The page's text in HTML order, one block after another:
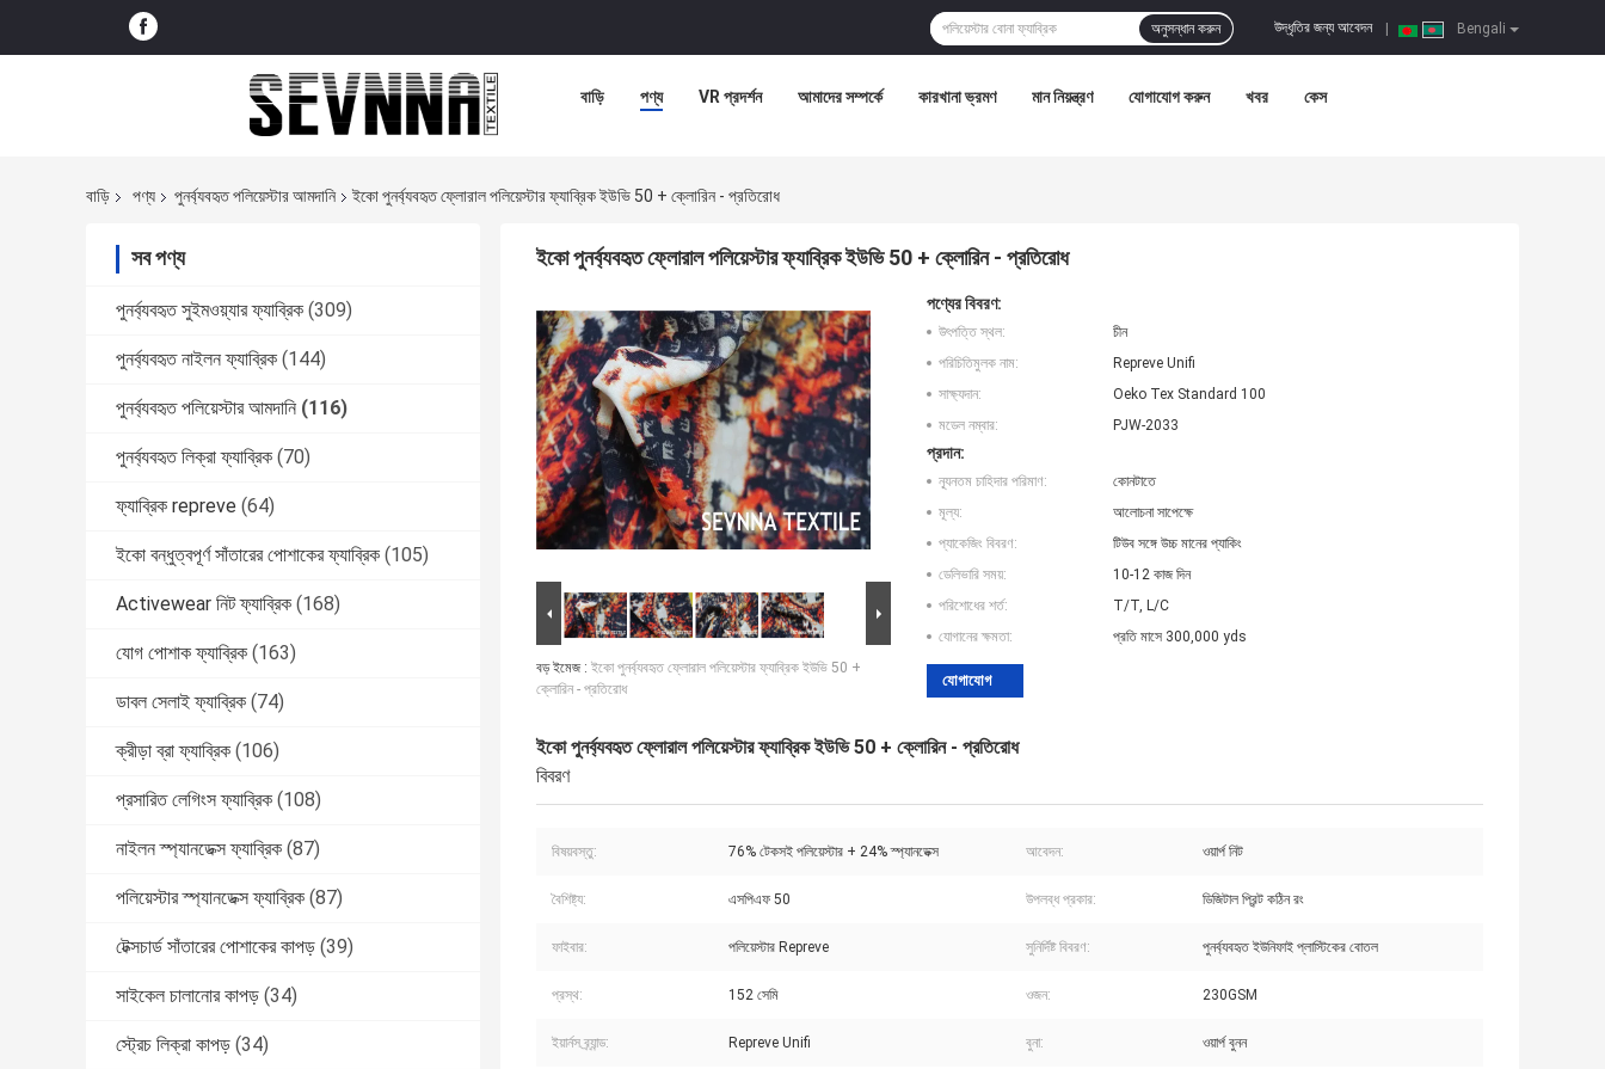
Bengali
উদ্ধৃতির জন্য আবেদন
অনুসন্ধান করুন
বাড়ি পণ্য VR প্রদর্শন আমাদের সম্পর্কে কারখানা ভ্রমণ মান নিয়ন্ত্রণ যোগাযোগ করুন খবর কেস
বাড়ি পণ্য পুনর্ব্যবহৃত পলিয়েস্টার আমদানি ইকো পুনর্ব্যবহৃত ফ্লোরাল পলিয়েস্টার ফ্যাব্রিক ইউভি 50 + ক্লোরিন - প্রতিরোধ
সব পণ্য
পুনর্ব্যবহৃত সুইমওয়্যার ফ্যাব্রিক (309)
পুনর্ব্যবহৃত নাইলন ফ্যাব্রিক (144)
পুনর্ব্যবহৃত পলিয়েস্টার আমদানি (116)
পুনর্ব্যবহৃত লিক্রা ফ্যাব্রিক (70)
ফ্যাব্রিক repreve (64)
ইকো বন্ধুত্বপূর্ণ সাঁতারের পোশাকের ফ্যাব্রিক (105)
Activewear নিট ফ্যাব্রিক (168)
যোগ পোশাক ফ্যাব্রিক (163)
ডাবল সেলাই ফ্যাব্রিক (74)
ক্রীড়া ব্রা ফ্যাব্রিক (106)
প্রসারিত লেগিংস ফ্যাব্রিক (108)
নাইলন স্প্যানডেক্স ফ্যাব্রিক (87)
পলিয়েস্টার স্প্যানডেক্স ফ্যাব্রিক (87)
টেক্সচার্ড সাঁতারের পোশাকের কাপড় (39)
সাইকেল চালানোর কাপড় (34)
স্ট্রেচ লিক্রা কাপড় (34)
ইকো পুনর্ব্যবহৃত ফ্লোরাল পলিয়েস্টার ফ্যাব্রিক ইউভি 50 + ক্লোরিন - প্রতিরোধ
বড় ইমেজ : ইকো পুনর্ব্যবহৃত ফ্লোরাল পলিয়েস্টার ফ্যাব্রিক ইউভি 50 +
ক্লোরিন - প্রতিরোধ
পণ্যের বিবরণ:
উৎপত্তি স্থল:
চীন
পরিচিতিমুলক নাম:
Repreve Unifi
সাক্ষ্যদান:
Oeko Tex Standard 100
মডেল নম্বার:
PJW-2033
প্রদান:
ন্যূনতম চাহিদার পরিমাণ:
কোনটাতে
মূল্য:
আলোচনা সাপেক্ষে
প্যাকেজিং বিবরণ:
টিউব সঙ্গে উচ্চ মানের প্যাকিং
ডেলিভারি সময়:
10-12 কাজ দিন
পরিশোধের শর্ত:
T/T, L/C
যোগানের ক্ষমতা:
প্রতি মাসে 300,000 yds
যোগাযোগ
ইকো পুনর্ব্যবহৃত ফ্লোরাল পলিয়েস্টার ফ্যাব্রিক ইউভি 50 + ক্লোরিন - প্রতিরোধ
বিবরণ
বিষয়বস্তু: 76% টেকসই পলিয়েস্টার + 24% স্প্যানডেক্স আবেদন: ওয়ার্প নিট
বৈশিষ্ট্য: এসপিএফ 50 উপলব্ধ প্রকার: ডিজিটাল প্রিন্ট কঠিন রং
ফাইবার: পলিয়েস্টার Repreve সুনির্দিষ্ট বিবরণ: পুনর্ব্যবহৃত ইউনিফাই প্লাস্টিকের বোতল
প্রস্থ: 152 সেমি ওজন: 230GSM
ইয়ার্নস ব্র্যান্ড: Repreve Unifi বুনা: ওয়ার্প বুনন